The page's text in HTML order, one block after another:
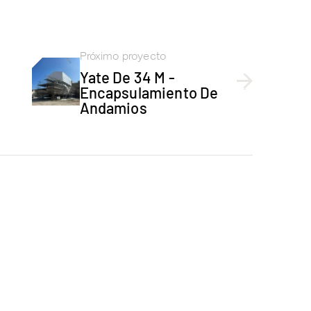
Próximo proyecto
Yate De 34 M -
Encapsulamiento De
Andamios